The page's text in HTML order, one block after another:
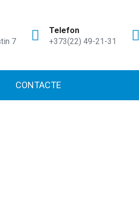
7
Telefon
+373(22) 49-21-31
CONTACTE